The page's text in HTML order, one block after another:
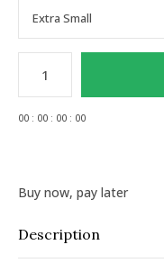
00 : 00 : 00 : 00
Buy now, pay later
Description